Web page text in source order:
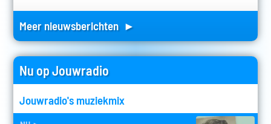
Meer nieuwsberichten ►
Nu op Jouwradio
Jouwradio's muziekmix